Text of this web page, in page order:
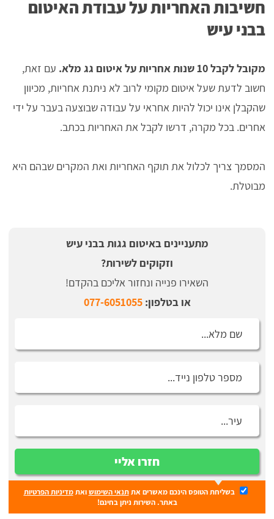
חשיבות האחריות על עבודת האיטום
בבני עיש
מקובל לקבל 10 שנות אחריות על איטום גג מלא.
עם זאת,
חשוב לדעת שעל איטום מקומי לרוב לא ניתנת אחריות, מכיוון
שהקבלן אינו יכול להיות אחראי על עבודה שבוצעה בעבר על ידי
אחרים. בכל מקרה, דרשו לקבל את האחריות בכתב.
המסמך צריך לכלול את תוקף האחריות ואת המקרים שבהם היא
מבוטלת.
מתעניינים באיטום גגות בבני עיש
וזקוקים לשירות?
השאירו פנייה ונחזור אליכם בהקדם!
או בטלפון:077-6051055
חזרו אליי
בשליחת הטופס הינכם מאשרים אתתנאי השימושואתמדיניות הפרטיות
באתר. השירות ניתן בחינם!